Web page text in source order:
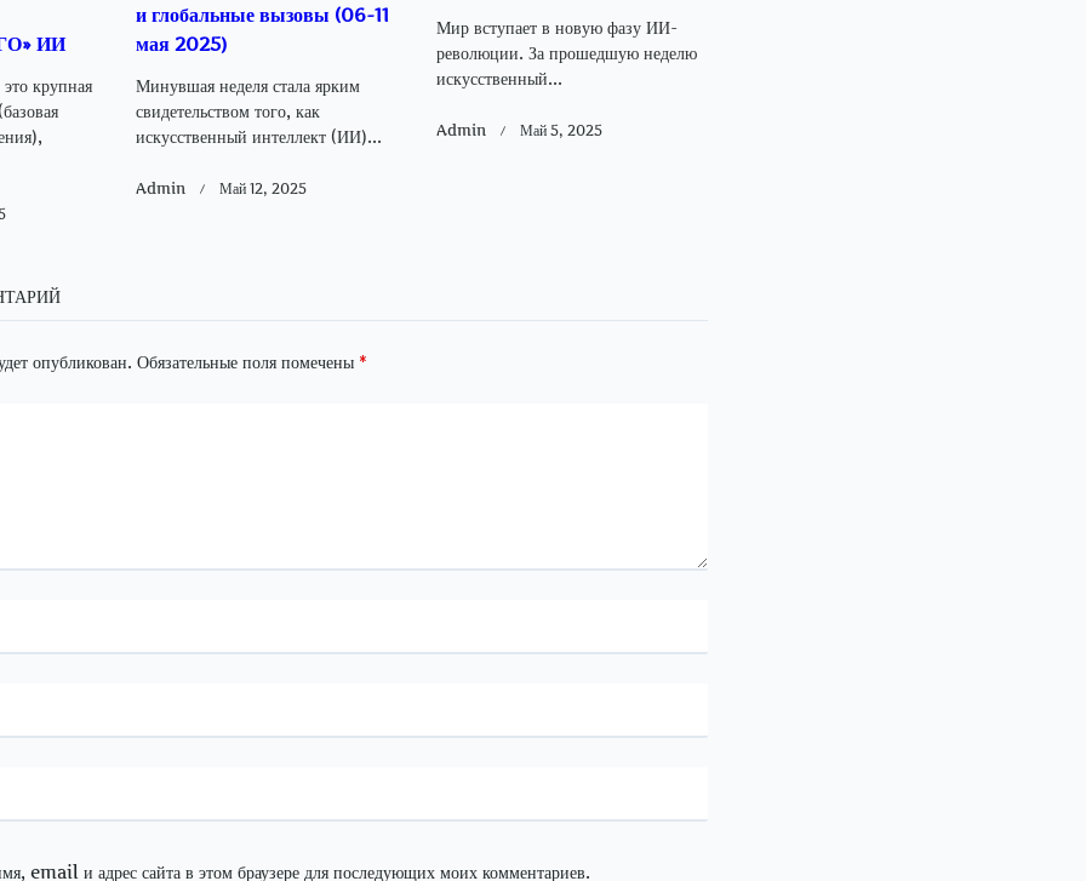
ИИ
крупная
и глобальные вызовы (06-11
мая 2025)
Минувшая неделя стала ярким
свидетельством того, как
искусственный интеллект (ИИ)...
Admin Май 12, 2025
Мир вступает в новую фазу ИИ-
революции. За прошедшую неделю
искусственный...
Admin Май 5, 2025
опубликован. Обязательные поля помечены *
email и адрес сайта в этом браузере для последующих моих комментариев.